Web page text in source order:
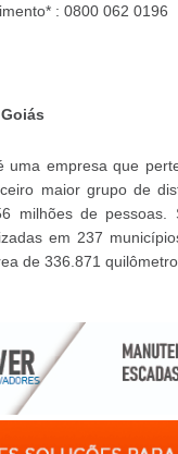
: 0800 062 0196
uma empresa que
maior grupo de
milhões de
em 237
de 336.871